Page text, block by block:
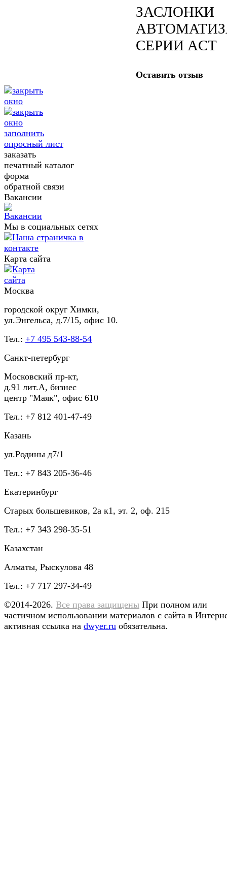
ЗАСЛОНКИ
СЕРИИ ACT
Оставить отзыв
заполнить
опросный лист
заказать
печатный каталог
форма
обратной связи
Вакансии
Мы в социальных сетях
Карта сайта
Москва
городской округ Химки,
ул.Энгельса, д.7/15, офис 10.
Тел.: +7 495 543-88-54
Санкт-петербург
Московский пр-кт,
д.91 лит.А, бизнес
центр "Маяк", офис 610
Тел.: +7 812 401-47-49
Казань
ул.Родины д7/1
Тел.: +7 843 205-36-46
Екатеринбург
Старых большевиков, 2а к1, эт. 2, оф. 215
Тел.: +7 343 298-35-51
Казахстан
Алматы, Рыскулова 48
Тел.: +7 717 297-34-49
©2014-2026. Все права защищены При полном или
частичном использовании материалов с сайта в
активная ссылка на dwyer.ru обязательна.